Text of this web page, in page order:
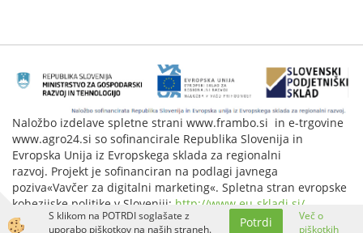
Naložbo izdelave spletne strani www.frambo.si in e-trgovine
www.agro24.si so sofinancirale Republika Slovenija in
Evropska Unija iz Evropskega sklada za regionalni
razvoj. Projekt je sofinanciran na podlagi javnega
poziva«Vavčer za digitalni marketing«. Spletna stran evropske
kohezijske politike v Sloveniji: http://www.eu-skladi.si/
Izdelava spletne trgovine
S klikom na POTRDI soglašate z
uporabo piškotkov na naših straneh.
Potrdi
Več o
piškotkih